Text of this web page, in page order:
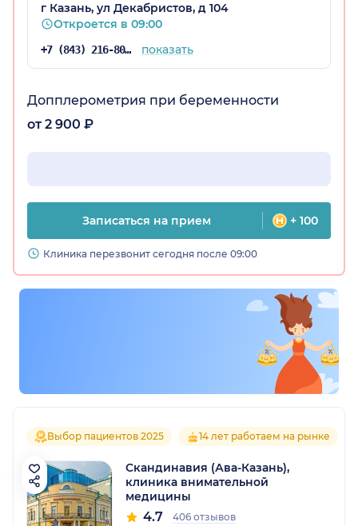
г Казань, ул Декабристов, д 104
Откроется в 09:00
+7 (843) 216-80-23 показать
Допплерометрия при беременности
от 2 900 ₽
Записаться на прием + 100
Клиника перезвонит сегодня после 09:00
Выбор пациентов 2025 14 лет работаем на рынке
Скандинавия (Ава-Казань),
клиника внимательной
медицины
4.7 406 отзывов